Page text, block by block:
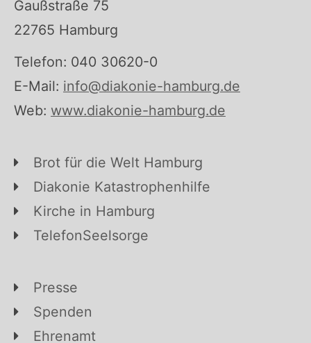
Gaußstraße 75
22765 Hamburg
Telefon: 040 30620-0
E-Mail: info@diakonie-hamburg.de
Web: www.diakonie-hamburg.de
Brot für die Welt Hamburg
Diakonie Katastrophenhilfe
Kirche in Hamburg
TelefonSeelsorge
Presse
Spenden
Ehrenamt